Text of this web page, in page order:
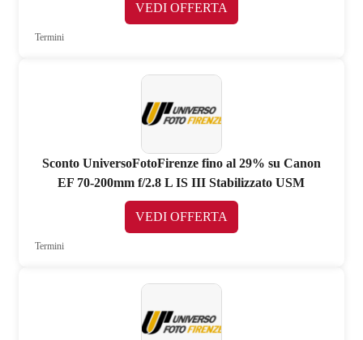
VEDI OFFERTA
Termini
Sconto UniversoFotoFirenze fino al 29% su Canon
EF 70-200mm f/2.8 L IS III Stabilizzato USM
VEDI OFFERTA
Termini